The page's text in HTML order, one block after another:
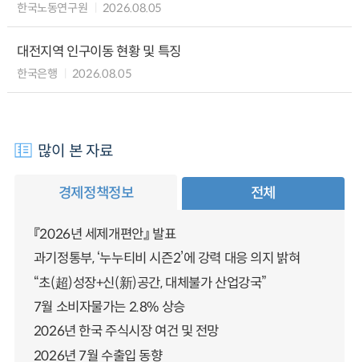
한국노동연구원 2026.08.05
대전지역 인구이동 현황 및 특징
한국은행 2026.08.05
많이 본 자료
경제정책정보 전체
『2026년 세제개편안』 발표
과기정통부, ‘누누티비 시즌2’에 강력 대응 의지 밝혀
“초(超)성장+신(新)공간, 대체불가 산업강국”
7월 소비자물가는 2.8% 상승
2026년 한국 주식시장 여건 및 전망
2026년 7월 수출입 동향